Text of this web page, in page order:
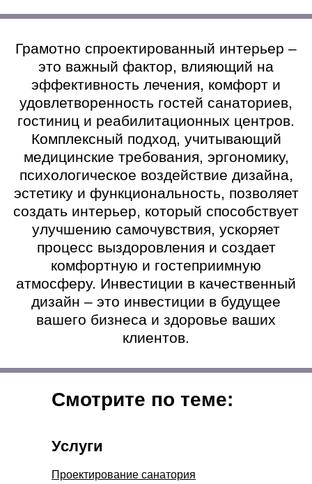
Проектирование санатория
Смотрите по теме:
Услуги